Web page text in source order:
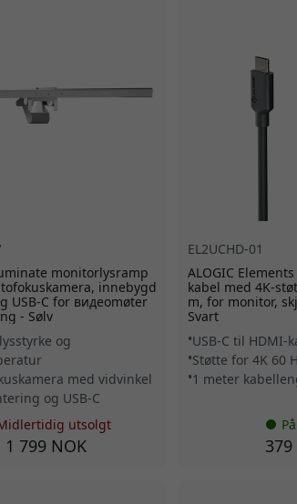
monitorlysramp
innebygd
USB-C for видеomøter
- Sølv
og
med vidvinkel
og USB-C
utsolgt
1 799 NOK
EL2UCHD-01
ALOGIC
kabel med 4K-
m, for monitor,
Svart
USB-C til HDMI-
Støtte for 4K 60
1 meter